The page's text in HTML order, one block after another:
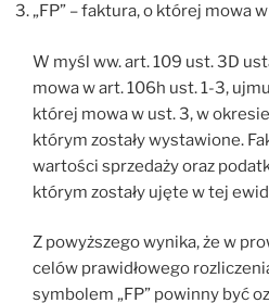
„FP” – faktura, o której mowa
W myśl ww. art. 109 ust. 3D
mowa w art. 106h ust. 1-3,
której mowa w ust. 3, w
którym zostały wystawione.
wartości sprzedaży oraz
którym zostały ujęte w tej
Z powyższego wynika, że w
celów prawidłowego
symbolem „FP” powinny być